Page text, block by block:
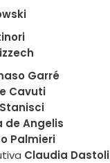
Garré
Cavuti
de Angelis
Palmieri
Claudia Dastoli